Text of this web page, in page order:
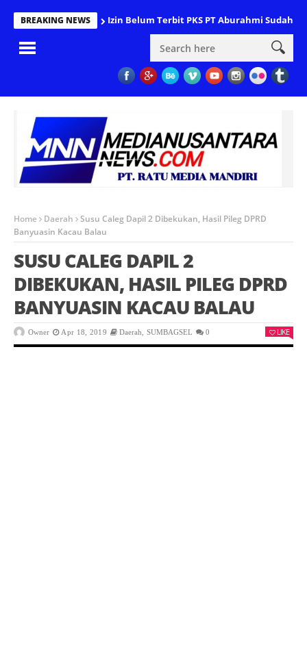
BREAKING NEWS Izin Belum Terbit PKS PT Aburahmi Sudah
Home Daerah
Susu Caleg Dapil 2 Dibekukan, Hasil Pileg DPRD
Banyuasin Kacau Balau
SUSU CALEG DAPIL 2
DIBEKUKAN, HASIL PILEG DPRD
BANYUASIN KACAU BALAU
Owner Apr 18, 2019 Daerah SUMBAGSEL 0 LIKE